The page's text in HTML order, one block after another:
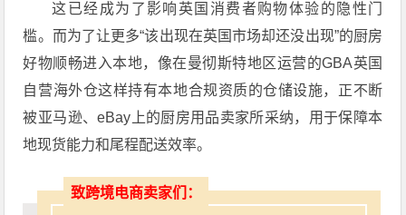
这已经成为了影响英国消费者购物体验的隐性门
槛。而为了让更多“该出现在英国市场却还没出现”的厨房
好物顺畅进入本地，像在曼彻斯特地区运营的GBA英国
自营海外仓这样持有本地合规资质的仓储设施，正不断
被亚马逊、eBay上的厨房用品卖家所采纳，用于保障本
地现货能力和尾程配送效率。
致跨境电商卖家们：